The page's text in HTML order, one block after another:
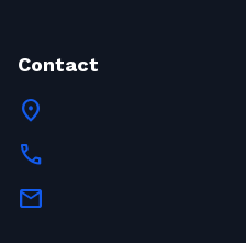
Contact
location_on
call
mail